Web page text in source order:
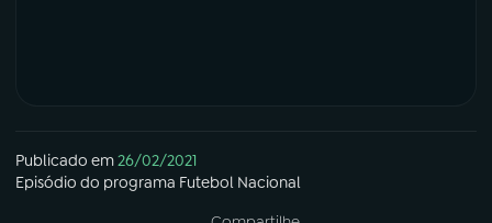
Publicado em26/02/2021
Episódio do programa Futebol Nacional